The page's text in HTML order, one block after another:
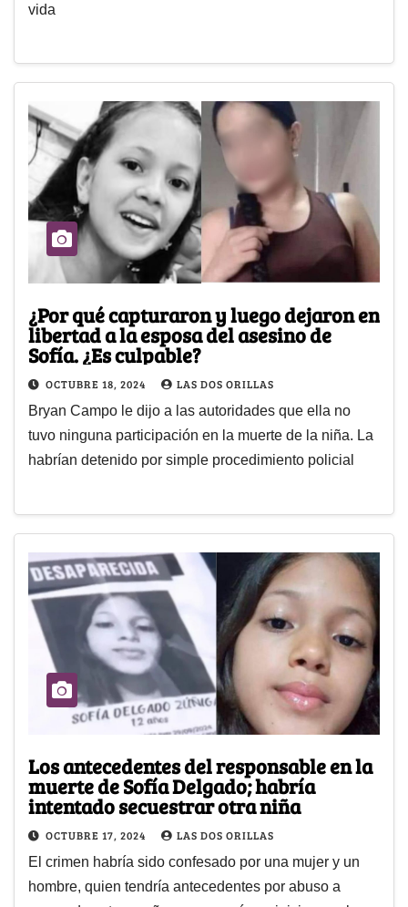
vida
¿Por qué capturaron y luego dejaron en
libertad a la esposa del asesino de
Sofía. ¿Es culpable?
OCTUBRE 18, 2024 LAS DOS ORILLAS
Bryan Campo le dijo a las autoridades que ella no
tuvo ninguna participación en la muerte de la niña. La
habrían detenido por simple procedimiento policial
Los antecedentes del responsable en la
muerte de Sofía Delgado; habría
intentado secuestrar otra niña
OCTUBRE 17, 2024 LAS DOS ORILLAS
El crimen habría sido confesado por una mujer y un
hombre, quien tendría antecedentes por abuso a